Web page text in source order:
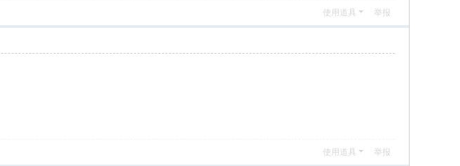
使用道具 举报
使用道具 举报